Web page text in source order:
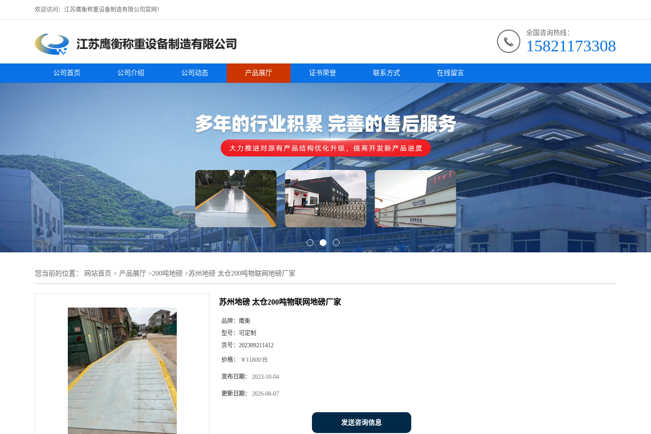
欢迎访问：江苏鹰衡称重设备制造有限公司官网！
全国咨询热线：
15821173308
公司首页 公司介绍 公司动态 产品展厅 证书荣誉 联系方式 在线留言
您当前的位置： 网站首页 > 产品展厅 >200吨地磅 >苏州地磅 太仓200吨物联网地磅厂家
苏州地磅 太仓200吨物联网地磅厂家
品牌： 鹰衡
型号：
可定制
货号： 202309211412
价格： ￥11800/台
发布日期： 2023-10-04
更新日期： 2026-08-07
发送咨询信息